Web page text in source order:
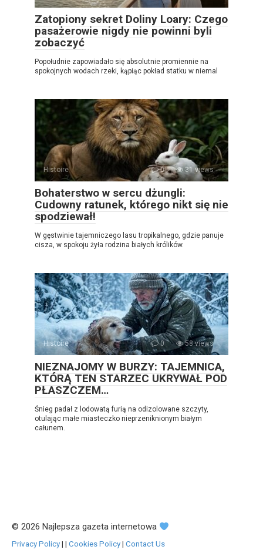
Zatopiony sekret Doliny Loary: Czego
pasażerowie nigdy nie powinni byli
zobaczyć
Popołudnie zapowiadało się absolutnie promiennie na
spokojnych wodach rzeki, kąpiąc pokład statku w niemal
Histoire 0 31 views
Bohaterstwo w sercu dżungli:
Cudowny ratunek, którego nikt się nie
spodziewał!
W gęstwinie tajemniczego lasu tropikalnego, gdzie panuje
cisza, w spokoju żyła rodzina białych królików.
Histoire 0 58 views
NIEZNAJOMY W BURZY: TAJEMNICA,
KTÓRĄ TEN STARZEC UKRYWAŁ POD
PŁASZCZEM…
Śnieg padał z lodowatą furią na odizolowane szczyty,
otulając małe miasteczko nieprzeniknionym białym
całunem.
© 2026 Najlepsza gazeta internetowa
Privacy Policy| | Cookies Policy| Contact Us